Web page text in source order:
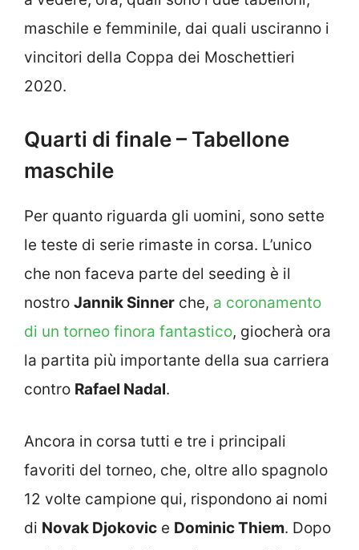
maschile e femminile, dai quali usciranno i
vincitori della Coppa dei Moschettieri
2020.
Quarti di finale – Tabellone
maschile
Per quanto riguarda gli uomini, sono sette
le teste di serie rimaste in corsa. L’unico
che non faceva parte del seeding è il
nostro Jannik Sinner che, a coronamento
di un torneo finora fantastico, giocherà ora
la partita più importante della sua carriera
contro Rafael Nadal.
Ancora in corsa tutti e tre i principali
favoriti del torneo, che, oltre allo spagnolo
12 volte campione qui, rispondono ai nomi
di Novak Djokovic e Dominic Thiem. Dopo